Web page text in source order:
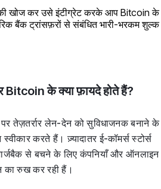
की खोज कर उसे इंटीग्रेट करके आप Bitcoin के
बैंक ट्रांसफ़रों से संबंधित भारी-भरकम शुल्क
Bitcoin के क्या फ़ायदे होते हैं?
तेज़तर्रार लेन-देन को सुविधाजनक बनाने के
करते हैं। ज़्यादातर ई-कॉमर्स स्टोर्स
से बचने के लिए कंपनियाँ और ऑनलाइन
का रुख कर रही हैं।